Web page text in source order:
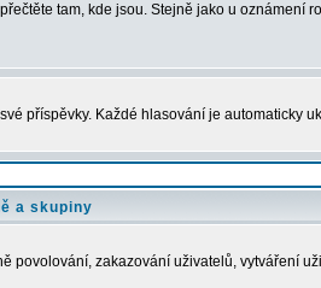
tam, kde jsou. Stejně jako u oznámení
příspěvky. Každé hlasování je automaticky
a skupiny
zakazování uživatelů, vytváření